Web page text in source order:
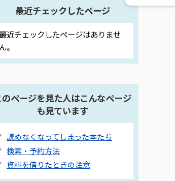
最近チェックしたページ
最近チェックしたページはありませ
ん。
のページを見た人はこんなページ
も見ています
読めなくなってしまった本たち
検索・予約方法
資料を借りたときの注意